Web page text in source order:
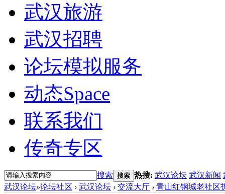
武汉旅游
武汉招聘
论坛模拟服务
动态Space
联系我们
传奇专区
搜索 搜索 热搜: 武汉论坛 武汉新闻
武汉论坛»论坛社区 › 武汉论坛 › 交流大厅 › 青山红钢城老社区